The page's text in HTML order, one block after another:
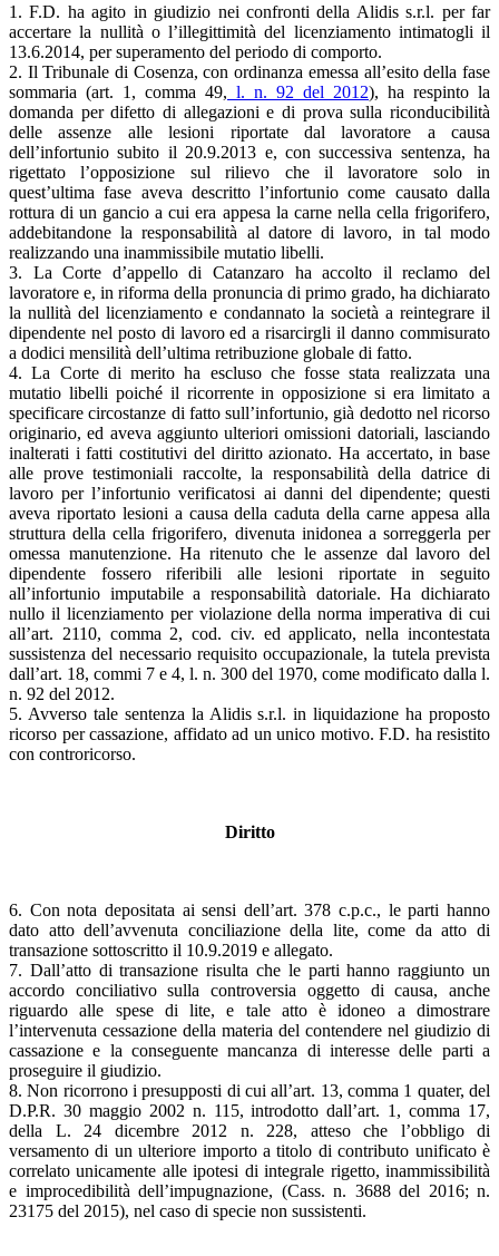
1. F.D. ha agito in giudizio nei confronti della Alidis s.r.l. per far
accertare la nullità o l’illegittimità del licenziamento intimatogli il
13.6.2014, per superamento del periodo di comporto.
2. Il Tribunale di Cosenza, con ordinanza emessa all’esito della fase
sommaria (art. 1, comma 49, l. n. 92 del 2012), ha respinto la
domanda per difetto di allegazioni e di prova sulla riconducibilità
delle assenze alle lesioni riportate dal lavoratore a causa
dell’infortunio subito il 20.9.2013 e, con successiva sentenza, ha
rigettato l’opposizione sul rilievo che il lavoratore solo in
quest’ultima fase aveva descritto l’infortunio come causato dalla
rottura di un gancio a cui era appesa la carne nella cella frigorifero,
addebitandone la responsabilità al datore di lavoro, in tal modo
realizzando una inammissibile mutatio libelli.
3. La Corte d’appello di Catanzaro ha accolto il reclamo del
lavoratore e, in riforma della pronuncia di primo grado, ha dichiarato
la nullità del licenziamento e condannato la società a reintegrare il
dipendente nel posto di lavoro ed a risarcirgli il danno commisurato
a dodici mensilità dell’ultima retribuzione globale di fatto.
4. La Corte di merito ha escluso che fosse stata realizzata una
mutatio libelli poiché il ricorrente in opposizione si era limitato a
specificare circostanze di fatto sull’infortunio, già dedotto nel ricorso
originario, ed aveva aggiunto ulteriori omissioni datoriali, lasciando
inalterati i fatti costitutivi del diritto azionato. Ha accertato, in base
alle prove testimoniali raccolte, la responsabilità della datrice di
lavoro per l’infortunio verificatosi ai danni del dipendente; questi
aveva riportato lesioni a causa della caduta della carne appesa alla
struttura della cella frigorifero, divenuta inidonea a sorreggerla per
omessa manutenzione. Ha ritenuto che le assenze dal lavoro del
dipendente fossero riferibili alle lesioni riportate in seguito
all’infortunio imputabile a responsabilità datoriale. Ha dichiarato
nullo il licenziamento per violazione della norma imperativa di cui
all’art. 2110, comma 2, cod. civ. ed applicato, nella incontestata
sussistenza del necessario requisito occupazionale, la tutela prevista
dall’art. 18, commi 7 e 4, l. n. 300 del 1970, come modificato dalla l.
n. 92 del 2012.
5. Avverso tale sentenza la Alidis s.r.l. in liquidazione ha proposto
ricorso per cassazione, affidato ad un unico motivo. F.D. ha resistito
con controricorso.
Diritto
6. Con nota depositata ai sensi dell’art. 378 c.p.c., le parti hanno
dato atto dell’avvenuta conciliazione della lite, come da atto di
transazione sottoscritto il 10.9.2019 e allegato.
7. Dall’atto di transazione risulta che le parti hanno raggiunto un
accordo conciliativo sulla controversia oggetto di causa, anche
riguardo alle spese di lite, e tale atto è idoneo a dimostrare
l’intervenuta cessazione della materia del contendere nel giudizio di
cassazione e la conseguente mancanza di interesse delle parti a
proseguire il giudizio.
8. Non ricorrono i presupposti di cui all’art. 13, comma 1 quater, del
D.P.R. 30 maggio 2002 n. 115, introdotto dall’art. 1, comma 17,
della L. 24 dicembre 2012 n. 228, atteso che l’obbligo di
versamento di un ulteriore importo a titolo di contributo unificato è
correlato unicamente alle ipotesi di integrale rigetto, inammissibilità
e improcedibilità dell’impugnazione, (Cass. n. 3688 del 2016; n.
23175 del 2015), nel caso di specie non sussistenti.